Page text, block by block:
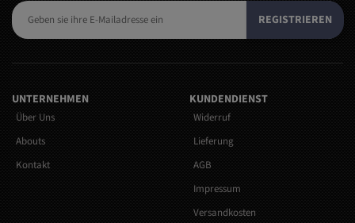
REGISTRIEREN
UNTERNEHMEN
Über Uns
Abouts
Kontakt
KUNDENDIENST
Widerruf
Lieferung
AGB
Impressum
Versandkosten